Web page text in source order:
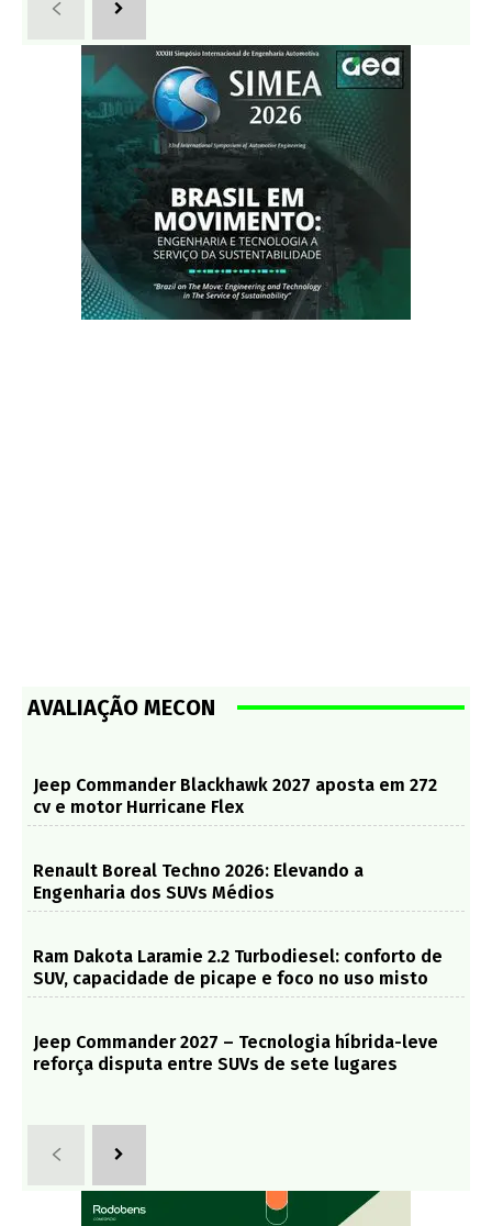
AVALIAÇÃO MECON
Jeep Commander Blackhawk 2027 aposta em 272
cv e motor Hurricane Flex
Renault Boreal Techno 2026: Elevando a
Engenharia dos SUVs Médios
Ram Dakota Laramie 2.2 Turbodiesel: conforto de
SUV, capacidade de picape e foco no uso misto
Jeep Commander 2027 – Tecnologia híbrida-leve
reforça disputa entre SUVs de sete lugares